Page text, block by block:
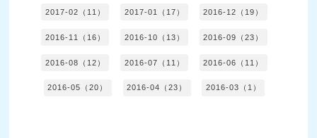
2017-02（11） 2017-01（17） 2016-12（19）
2016-11（16） 2016-10（13） 2016-09（23）
2016-08（12） 2016-07（11） 2016-06（11）
2016-05（20） 2016-04（23） 2016-03（1）